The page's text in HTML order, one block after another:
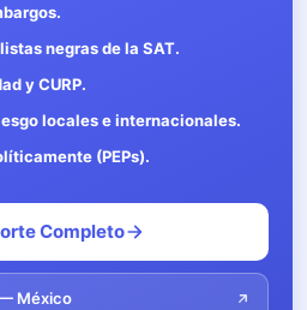
negras de la SAT.
y CURP.
locales e internacionales.
(PEPs).
Completo
México